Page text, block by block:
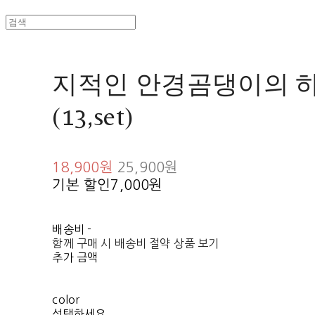
지적인 안경곰댕이의
(13,set)
18,900원 25,900원
기본 할인7,000원
배송비-
함께 구매 시 배송비 절약 상품 보기
추가 금액
color